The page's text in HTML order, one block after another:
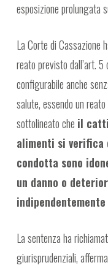
esposizione prolungata
La Corte di Cassazione
reato previsto dall’art.
configurabile anche
salute, essendo un
sottolineato che il
alimenti si verifica
condotta sono
un danno o
La sentenza ha
giurisprudenziali,